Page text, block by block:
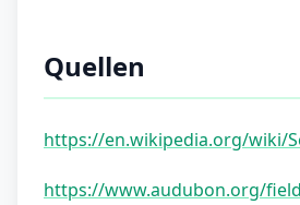
Quellen
https://en.wikipedia.org/wiki/
https://www.audubon.org/